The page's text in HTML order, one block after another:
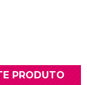
PRODUTO